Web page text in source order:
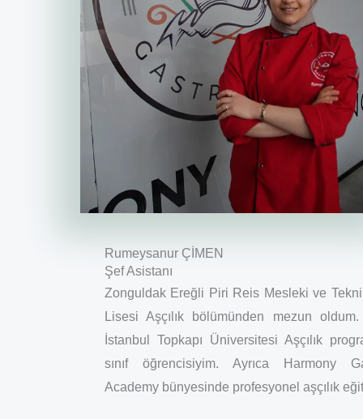
Rumeysanur ÇİMEN
Şef Asistanı
Zonguldak Ereğli Piri Reis Mesleki ve
Lisesi Aşçılık bölümünden mezun
İstanbul Topkapı Üniversitesi Aşçılık
sınıf öğrencisiyim. Ayrıca Harmony
Academy bünyesinde profesyonel aşçılık